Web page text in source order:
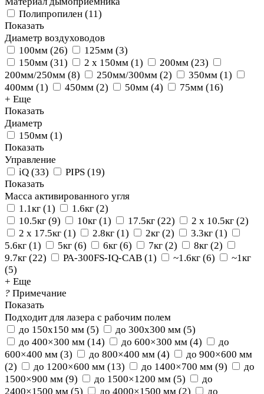
Полипропилен (11)
Показать
Диаметр воздуховодов
100мм (26) 125мм (3)
150мм (31) 2 х 150мм (1) 200мм (23)
200мм/250мм (8) 250мм/300мм (2) 350мм (1)
400мм (1) 450мм (2) 50мм (4) 75мм (16)
+ Еще
Показать
Диаметр
150мм (1)
Показать
Управление
iQ (33) PIPS (19)
Показать
Масса активированного угля
1.1кг (1) 1.6кг (2)
10.5кг (9) 10кг (1) 17.5кг (22) 2 х 10.5кг (2)
2 х 17.5кг (1) 2.8кг (1) 2кг (2) 3.3кг (1)
5.6кг (1) 5кг (6) 6кг (6) 7кг (2) 8кг (2)
9.7кг (22) PA-300FS-IQ-CAB (1) ~1.6кг (6)
~1кг
(5)
+ Еще
? Примечание
Показать
Подходит для лазера с рабочим полем
до 150x150 мм (5) до 300x300 мм (5)
до 400×300 мм (14) до 600×300 мм (4)
до
600×400 мм (3) до 800×400 мм (4)
до 900×600 мм
(2) до 1200×600 мм (13) до 1400×700 мм (9)
до
1500×900 мм (9) до 1500×1200 мм (5)
до
2400×1500 мм (5) до 4000×1500 мм (2)
до